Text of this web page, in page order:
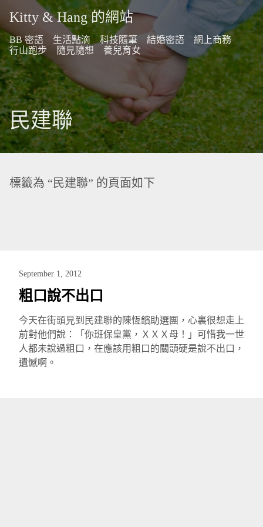
Kitty & Hang 的網站
BB 密語 生活點滴 科技隨筆 結婚密語
網上商務
行山跑步
隨見隨想 養兒育女
民建聯
標籤為 “民建聯” 的頁面如下
September 1, 2012
粗口說不出口
今天在街頭見到民建聯的陳恆鑌助選團，心裏很想走上
前對他們說：「你班保皇黨，ＸＸＸ母！」可惜我一世
人都未說過粗口，在應該用粗口的關頭硬是說不出口，
遺憾啊。